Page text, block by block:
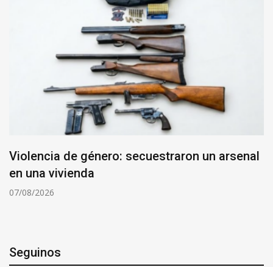
Violencia de género: secuestraron un arsenal
en una vivienda
07/08/2026
Seguinos